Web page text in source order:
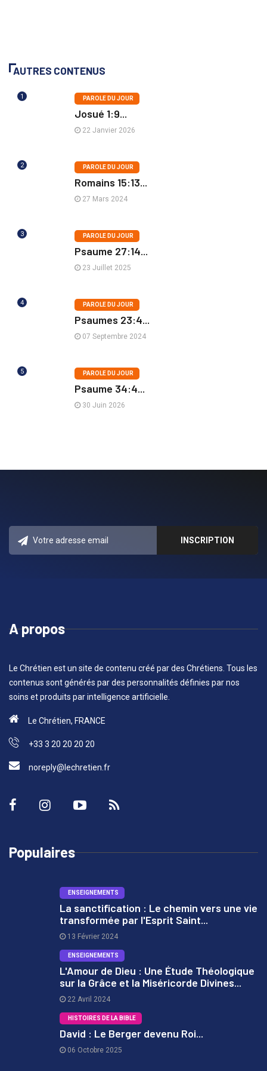
AUTRES CONTENUS
1 PAROLE DU JOUR
Josué 1:9...
22 Janvier 2026
2 PAROLE DU JOUR
Romains 15:13...
27 Mars 2024
3 PAROLE DU JOUR
Psaume 27:14...
23 Juillet 2025
4 PAROLE DU JOUR
Psaumes 23:4...
07 Septembre 2024
5 PAROLE DU JOUR
Psaume 34:4...
30 Juin 2026
A propos
Le Chrétien est un site de contenu créé par des Chrétiens. Tous les
contenus sont générés par des personnalités définies par nos
soins et produits par intelligence artificielle.
Le Chrétien, FRANCE
+33 3 20 20 20 20
noreply@lechretien.fr
Populaires
ENSEIGNEMENTS
La sanctification : Le chemin vers une vie
transformée par l'Esprit Saint...
13 Février 2024
ENSEIGNEMENTS
L'Amour de Dieu : Une Étude Théologique
sur la Grâce et la Miséricorde Divines...
22 Avril 2024
HISTOIRES DE LA BIBLE
David : Le Berger devenu Roi...
06 Octobre 2025